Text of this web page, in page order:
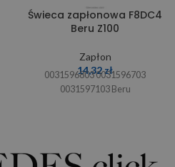
Świeca zapłonowa F8DC4
Beru Z100
Zapłon
14,32zł
0031596803 0031596703
0031597103 Beru